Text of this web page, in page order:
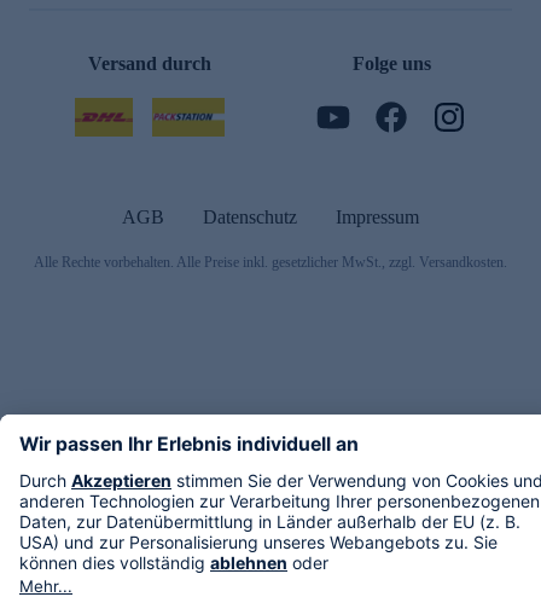
Versand durch Folge uns
AGB Datenschutz Impressum
Alle Rechte vorbehalten. Alle Preise inkl. gesetzlicher MwSt., zzgl. Versandkosten.